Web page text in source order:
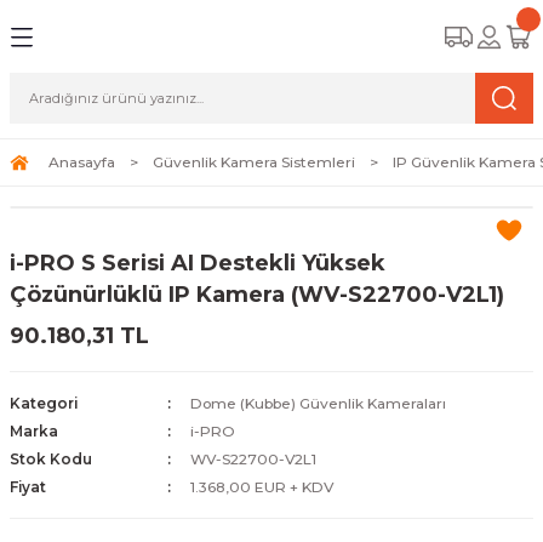
Sistemleri
Sistemleri (Network Kameraları)
ve Depolama Çözümleri
ve Bağlantı Kabloları
Kamera Lisansları
Güvenlik
Duvarı) Cihazları
Ağ Yönlendiricileri
Fi) ve Access Point Ürünleri
Antivirüs Yazılımları
ve Depolama Ürünleri
SSD
Kurtarma
Merkezi Altyapısı
Anasayfa Güvenlik Kamera Sistemleri IP Güvenlik Kamera
i-PRO S Serisi AI Destekli Yüksek
Çözünürlüklü IP Kamera (WV-S22700-V2L1)
90.180,31 TL
Kategori
Dome (Kubbe) Güvenlik Kameraları
Marka
i-PRO
Stok Kodu
WV-S22700-V2L1
Fiyat
1.368,00 EUR + KDV